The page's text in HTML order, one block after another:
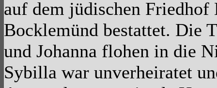
auf dem jüdischen Friedhof
Bocklemünd bestattet. Die
und Johanna flohen in die
Sybilla war unverheiratet